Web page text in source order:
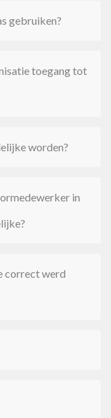
gebruiken?
toegang tot
worden?
in
correct werd